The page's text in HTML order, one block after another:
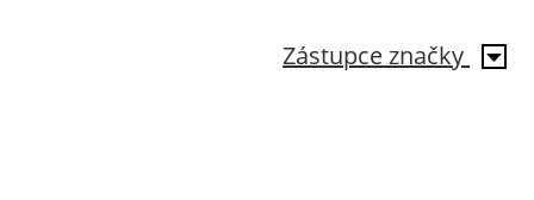
Zástupce značky